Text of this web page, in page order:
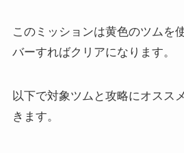
このミッションは黄色のツムを
バーすればクリアになります。
以下で対象ツムと攻略にオスス
きます。